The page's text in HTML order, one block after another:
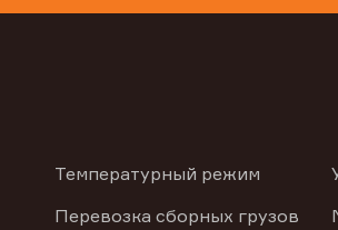
Температурный режим
Перевозка сборных грузов